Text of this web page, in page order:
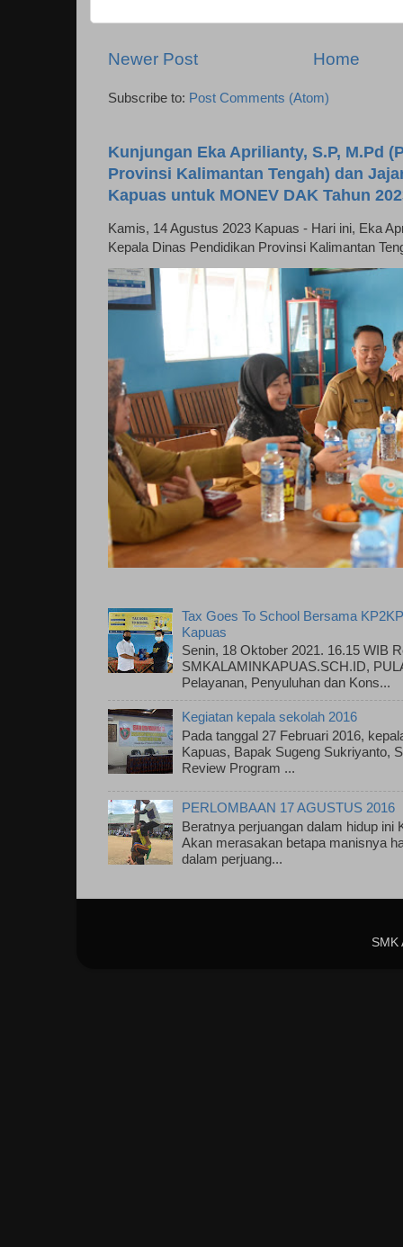
Newer Post Home
Subscribe to: Post Comments (Atom)
Kunjungan Eka Aprilianty, S.P, M.Pd
Provinsi Kalimantan Tengah) dan
Kapuas untuk MONEV DAK Tahun
Kamis, 14 Agustus 2023 Kapuas - Hari ini, Eka
Kepala Dinas Pendidikan Provinsi Kalimantan
Tax Goes To School Bersama
Kapuas
Senin, 18 Oktober 2021. 16.15 WIB
SMKALAMINKAPUAS.SCH.ID,
Pelayanan, Penyuluhan dan Kons...
Kegiatan kepala sekolah 2016
Pada tanggal 27 Februari 2016,
Kapuas, Bapak Sugeng Sukriyanto,
Review Program ...
PERLOMBAAN 17 AGUSTUS 2016
Beratnya perjuangan dalam hidup ini
Akan merasakan betapa manisnya
dalam perjuang...
SMK